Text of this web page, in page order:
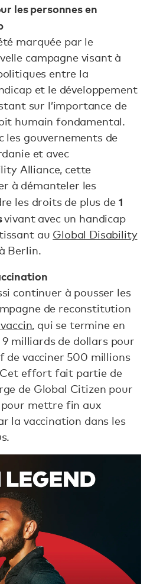
les personnes en
marquée par le
campagne visant à
entre la
et le développement
sur l’importance de
humain fondamental.
les gouvernements de
et avec
Alliance, cette
à démanteler les
les droits de plus de 1
vivant avec un handicap
au Global Disability
Berlin.
continuer à pousser les
de reconstitution
, qui se termine en
milliards de dollars pour
de vacciner 500 millions
Cet effort fait partie de
de Global Citizen pour
mettre fin aux
la vaccination dans les